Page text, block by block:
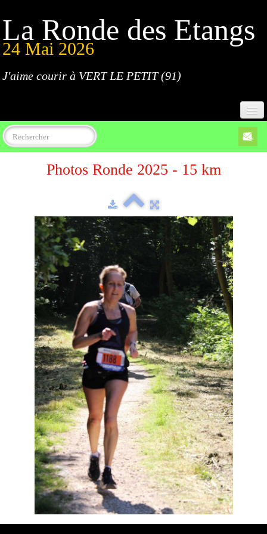
La Ronde des Etangs
24 Mai 2026
J'aime courir à VERT LE PETIT (91)
Accueil
Programme
Règlement
Parcours
Résultats
Devenez bénévoles
Partenaires
Photos▼
Photos Ronde 2025 - 15 km